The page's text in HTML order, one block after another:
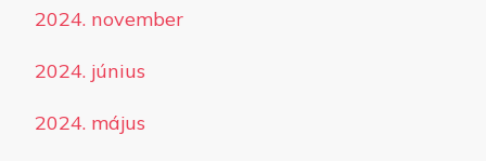
2024. november
2024. június
2024. május